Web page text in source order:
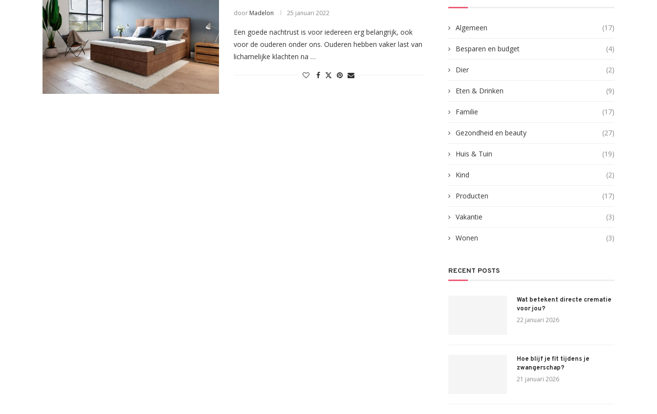
door Madelon 25 januari 2022
Een goede nachtrust is voor iedereen erg belangrijk, ook
voor de ouderen onder ons. Ouderen hebben vaker last van
lichamelijke klachten na …
Algemeen (17)
Besparen en budget (4)
Dier (2)
Eten & Drinken (9)
Familie (17)
Gezondheid en beauty (27)
Huis & Tuin (19)
Kind (2)
Producten (17)
Vakantie (3)
Wonen (3)
RECENT POSTS
Wat betekent directe crematie
voor jou?
22 januari 2026
Hoe blijf je fit tijdens je
zwangerschap?
21 januari 2026